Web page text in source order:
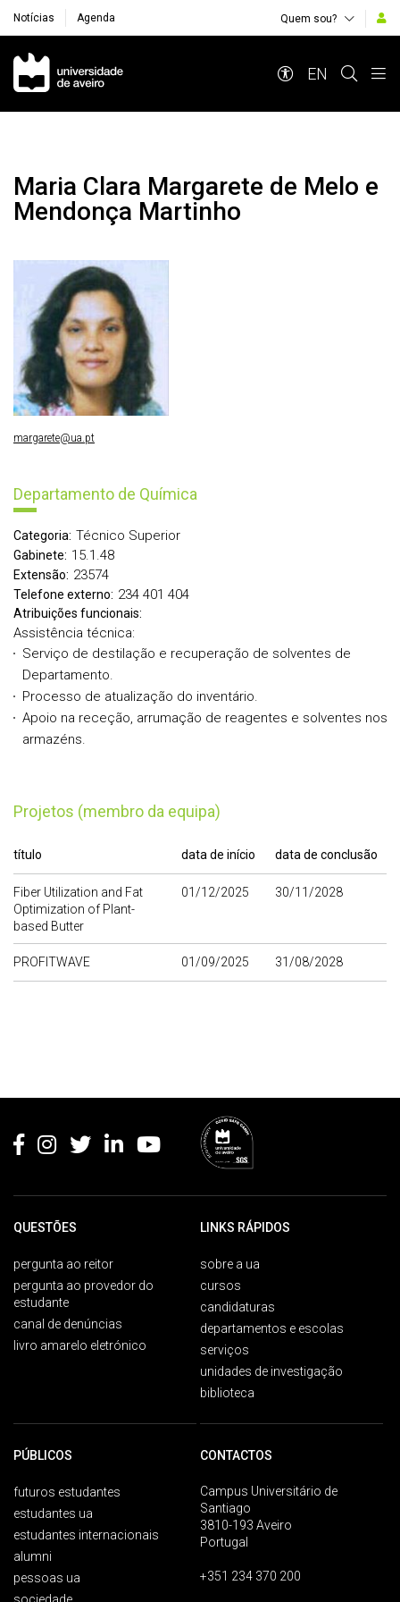
Notícias Agenda Quem sou?
Navegação Principal
EN
Maria Clara Margarete de Melo e
Mendonça Martinho
Departamento de Química
Categoria: Técnico Superior
Gabinete: 15.1.48
Extensão: 23574
Telefone externo: 234 401 404
Atribuições funcionais:
Assistência técnica:
Serviço de destilação e recuperação de solventes de
Departamento.
Processo de atualização do inventário.
Apoio na receção, arrumação de reagentes e solventes nos
armazéns.
Projetos (membro da equipa)
título data de início data de conclusão
Fiber Utilization and Fat
Optimization of Plant-
based Butter
01/12/2025 30/11/2028
PROFITWAVE 01/09/2025 31/08/2028
margarete@ua.pt
QUESTÕES
pergunta ao reitor
pergunta ao provedor do
estudante
canal de denúncias
livro amarelo eletrónico
LINKS RÁPIDOS
sobre a ua
cursos
candidaturas
departamentos e escolas
serviços
unidades de investigação
biblioteca
PÚBLICOS
futuros estudantes
estudantes ua
estudantes internacionais
alumni
pessoas ua
CONTACTOS
Campus Universitário de
Santiago
3810-193 Aveiro
Portugal
+351 234 370 200